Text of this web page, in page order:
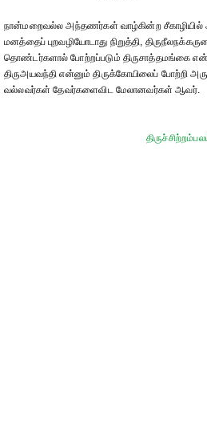
நான்மறைவல்ல அந்தணர்கள் வாழ்கின்ற
மனத்தைப் புறவழியோடாது நிறுத்தி,
தொண்டர்களால் போற்றப்படும் திருசாத்தமங்கை
திருஅயவந்தி என்னும் திருக்கோயிலைப் போற்றி
வல்லவர்கள் தேவர்களைவிட மேலானவர்கள் ஆவர்.